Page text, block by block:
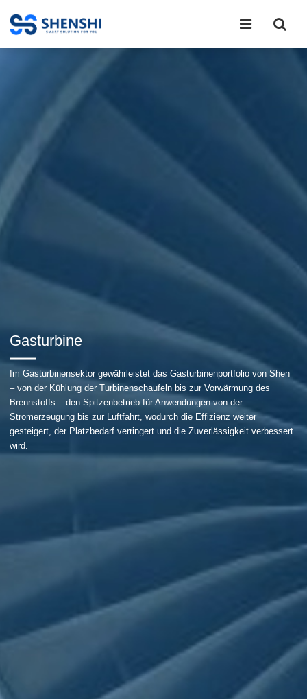
Gasturbine
Im Gasturbinensektor gewährleistet das Gasturbinenportfolio von Shen
– von der Kühlung der Turbinenschaufeln bis zur Vorwärmung des
Brennstoffs – den Spitzenbetrieb für Anwendungen von der
Stromerzeugung bis zur Luftfahrt, wodurch die Effizienz weiter
gesteigert, der Platzbedarf verringert und die Zuverlässigkeit verbessert
wird.